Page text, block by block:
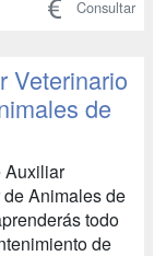
que
pros ya
no...
Consultar
Veterinario
de
Auxiliar
Animales de
todo
de